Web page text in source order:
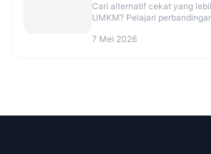
Cari alternatif cekat yang
UMKM? Pelajari
7 Mei 2026